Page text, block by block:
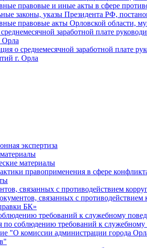
правовые и иные акты в сфере
законы, указы Президента РФ,
правовые акты Орловской области,
заработной плате
Орла
о среднемесячной заработной плате
г. Орла
экспертиза
материалы
правоприменения в сфере
связанных с противодействием
связанных с противодействием
БК»
требований к служебному
по соблюдению требований к
"О комиссии администрации города